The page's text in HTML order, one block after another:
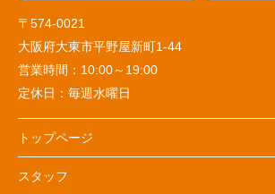
〒574-0021
大阪府大東市平野屋新町1-44
営業時間： 10:00～19:00
定休日： 毎週水曜日
トップページ
スタッフ